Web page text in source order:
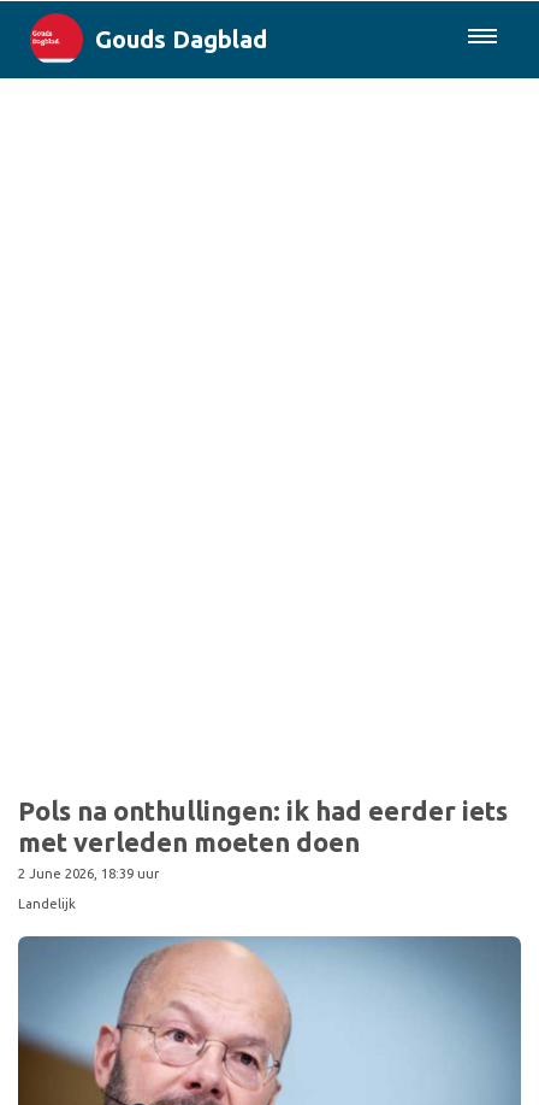
Gouds Dagblad
Pols na onthullingen: ik had eerder iets
met verleden moeten doen
2 June 2026, 18:39 uur
Landelijk